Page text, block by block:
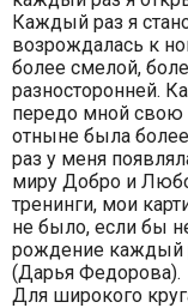
Каждый раз я
возрождалась к
более смелой,
разносторонней.
передо мной свою
отныне была
раз у меня
миру Добро и
тренинги, мои
не было, если бы
рождение каждый
(Дарья Федорова).
Для широкого